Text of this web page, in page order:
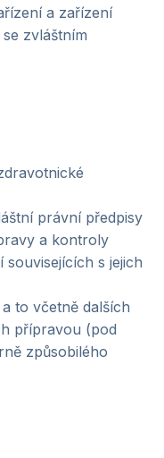
a zařízení
zvláštním
právní předpisy
a kontroly
s jejich
to včetně dalších
přípravou (pod
způsobilého